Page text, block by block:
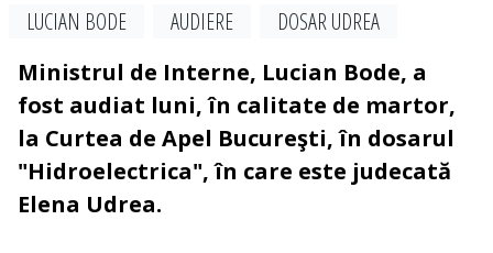
LUCIAN BODE AUDIERE
DOSAR UDREA
Ministrul de Interne, Lucian Bode, a
fost audiat luni, în calitate de martor,
la Curtea de Apel Bucureşti, în dosarul
"Hidroelectrica", în care este judecată
Elena Udrea.